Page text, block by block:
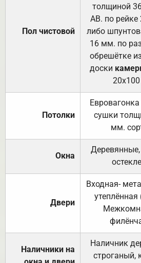
Пол чистовой
толщиной
АВ. по
либо
16 мм. по
обрешётке
доски
Потолки
сушки
мм.
Окна
Двери
Входная-
утеплённая
Наличники на
Наличник
строганый,